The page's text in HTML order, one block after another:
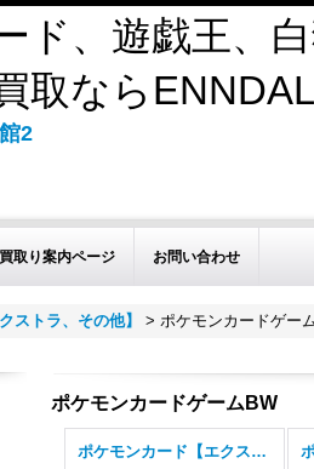
ド、遊戯王、
取なら
2
買取り案内ページ お問い合わせ
ストラ、その他】 > ポケモンカードゲー
ポケモンカードゲームBW
ポケモンカード【エクストラ、その他】 (全商品)